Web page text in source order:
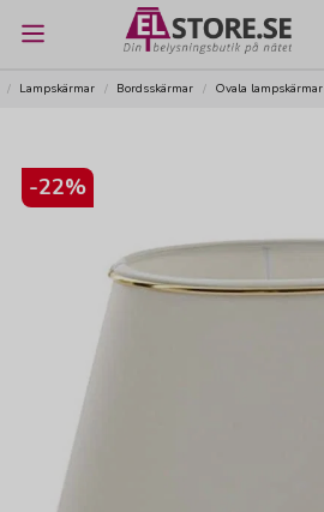
Lampskärmar Bordsskärmar Ovala lampskärmar
-22%